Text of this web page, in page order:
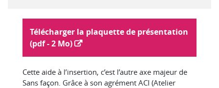
Télécharger la plaquette de présentation
(pdf - 2 Mo)
Cette aide à l’insertion, c’est l’autre axe majeur de
Sans façon. Grâce à son agrément ACI (Atelier